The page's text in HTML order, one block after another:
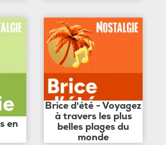
en
Brice d'été - Voyagez
à travers les plus
belles plages du
monde